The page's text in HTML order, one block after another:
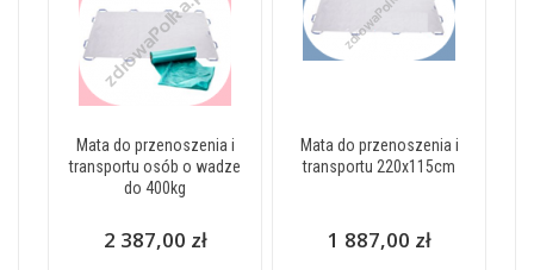
Mata do przenoszenia i
transportu osób o wadze
do 400kg
2 387,00 zł
Mata do przenoszenia i
transportu 220x115cm
1 887,00 zł